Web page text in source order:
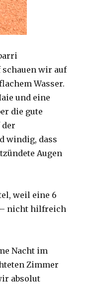
schauen wir auf
Wasser.
und eine
die gute
der
windig, dass
Augen
weil eine 6
– nicht hilfreich
Nacht im
Zimmer
absolut